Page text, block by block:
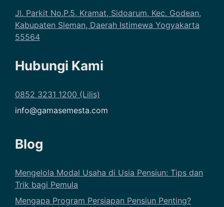
Jl. Parkit No.P.5, Kramat, Sidoarum, Kec. Godean,
Kabupaten Sleman, Daerah Istimewa Yogyakarta
55564
Hubungi Kami
0852 3231 1200 (Lilis)
info@gamasemesta.com
Blog
Mengelola Modal Usaha di Usia Pensiun: Tips dan
Trik bagi Pemula
Mengapa Program Persiapan Pensiun Penting?